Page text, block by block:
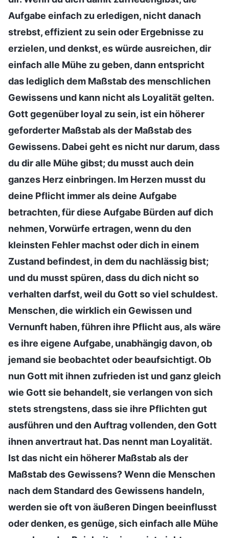
Aufgabe einfach zu erledigen, nicht danach
strebst, effizient zu sein oder Ergebnisse zu
erzielen, und denkst, es würde ausreichen, dir
einfach alle Mühe zu geben, dann entspricht
das lediglich dem Maßstab des menschlichen
Gewissens und kann nicht als Loyalität gelten.
Gott gegenüber loyal zu sein, ist ein höherer
geforderter Maßstab als der Maßstab des
Gewissens. Dabei geht es nicht nur darum, dass
du dir alle Mühe gibst; du musst auch dein
ganzes Herz einbringen. Im Herzen musst du
deine Pflicht immer als deine Aufgabe
betrachten, für diese Aufgabe Bürden auf dich
nehmen, Vorwürfe ertragen, wenn du den
kleinsten Fehler machst oder dich in einem
Zustand befindest, in dem du nachlässig bist;
und du musst spüren, dass du dich nicht so
verhalten darfst, weil du Gott so viel schuldest.
Menschen, die wirklich ein Gewissen und
Vernunft haben, führen ihre Pflicht aus, als wäre
es ihre eigene Aufgabe, unabhängig davon, ob
jemand sie beobachtet oder beaufsichtigt. Ob
nun Gott mit ihnen zufrieden ist und ganz gleich
wie Gott sie behandelt, sie verlangen von sich
stets strengstens, dass sie ihre Pflichten gut
ausführen und den Auftrag vollenden, den Gott
ihnen anvertraut hat. Das nennt man Loyalität.
Ist das nicht ein höherer Maßstab als der
Maßstab des Gewissens? Wenn die Menschen
nach dem Standard des Gewissens handeln,
werden sie oft von äußeren Dingen beeinflusst
oder denken, es genüge, sich einfach alle Mühe